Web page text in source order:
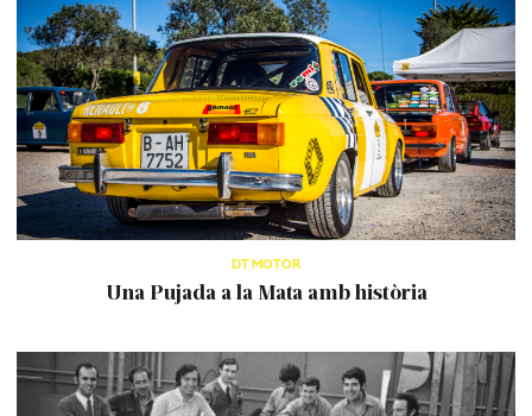
DT MOTOR
Una Pujada a la Mata amb història